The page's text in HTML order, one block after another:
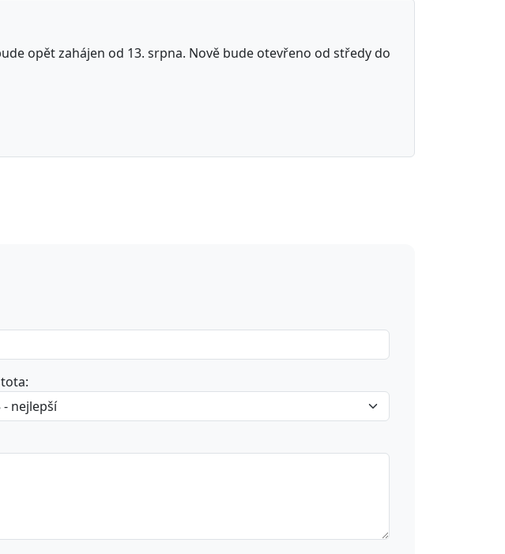
opět zahájen od 13. srpna. Nově bude otevřeno od středy do